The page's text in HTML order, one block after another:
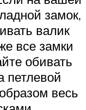
замок,
валик
все замки
обивать
петлевой
весь